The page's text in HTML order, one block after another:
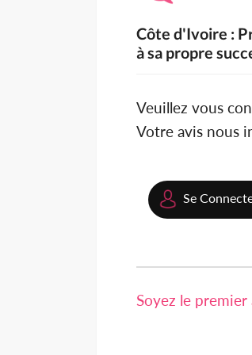
Côte d'Ivoire :
à sa propre
Veuillez vous
Votre avis nous
Se
Soyez le